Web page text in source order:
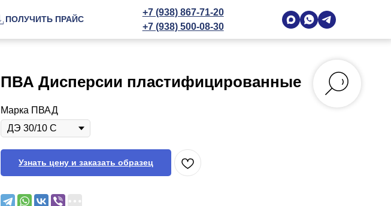
ПОЛУЧИТЬ ПРАЙС
+7 (938) 867-71-20
+7 (938) 500-08-30
ПВА Дисперсии пластифицированные
Марка ПВАД
Узнать цену и заказать образец